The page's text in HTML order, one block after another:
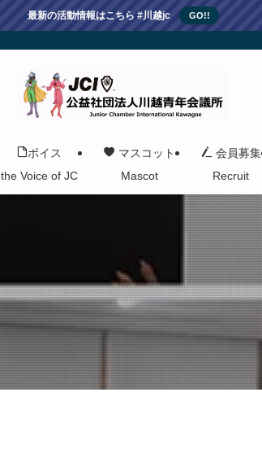
最新の活動情報はこちら #川越jc GO!!
ボイス
the Voice of JC
マスコット
Mascot
会員募集
Recruit